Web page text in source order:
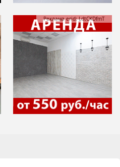
Реклама erid: LdtCKDfmT